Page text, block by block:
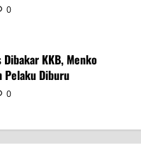
0
Dibakar KKB, Menko
Pelaku Diburu
0